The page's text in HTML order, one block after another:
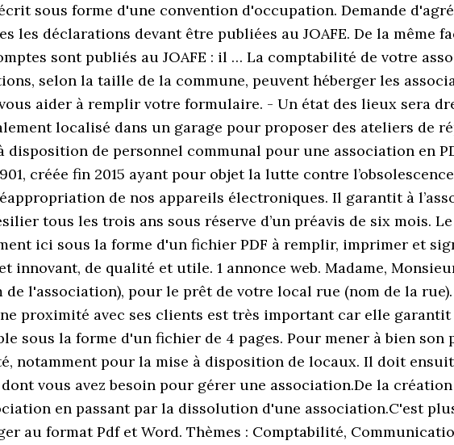
sous forme d'une convention d'occupation. Demande
les déclarations devant être publiées au JOAFE. De la même
sont publiés au JOAFE : il … La comptabilité de votre
selon la taille de la commune, peuvent héberger les
aider à remplir votre formulaire. - Un état des lieux sera
localisé dans un garage pour proposer des ateliers de
de personnel communal pour une association en
créée fin 2015 ayant pour objet la lutte contre
de nos appareils électroniques. Il garantit à
tous les trois ans sous réserve d’un préavis de six mois.
ici sous la forme d'un fichier PDF à remplir, imprimer et
de qualité et utile. 1 annonce web. Madame,
l'association), pour le prêt de votre local rue (nom de la
proximité avec ses clients est très important car elle
sous la forme d'un fichier de 4 pages. Pour mener à bien son
notamment pour la mise à disposition de locaux. Il doit
vous avez besoin pour gérer une association.De la
en passant par la dissolution d'une association.C'est
au format Pdf et Word. Thèmes : Comptabilité,